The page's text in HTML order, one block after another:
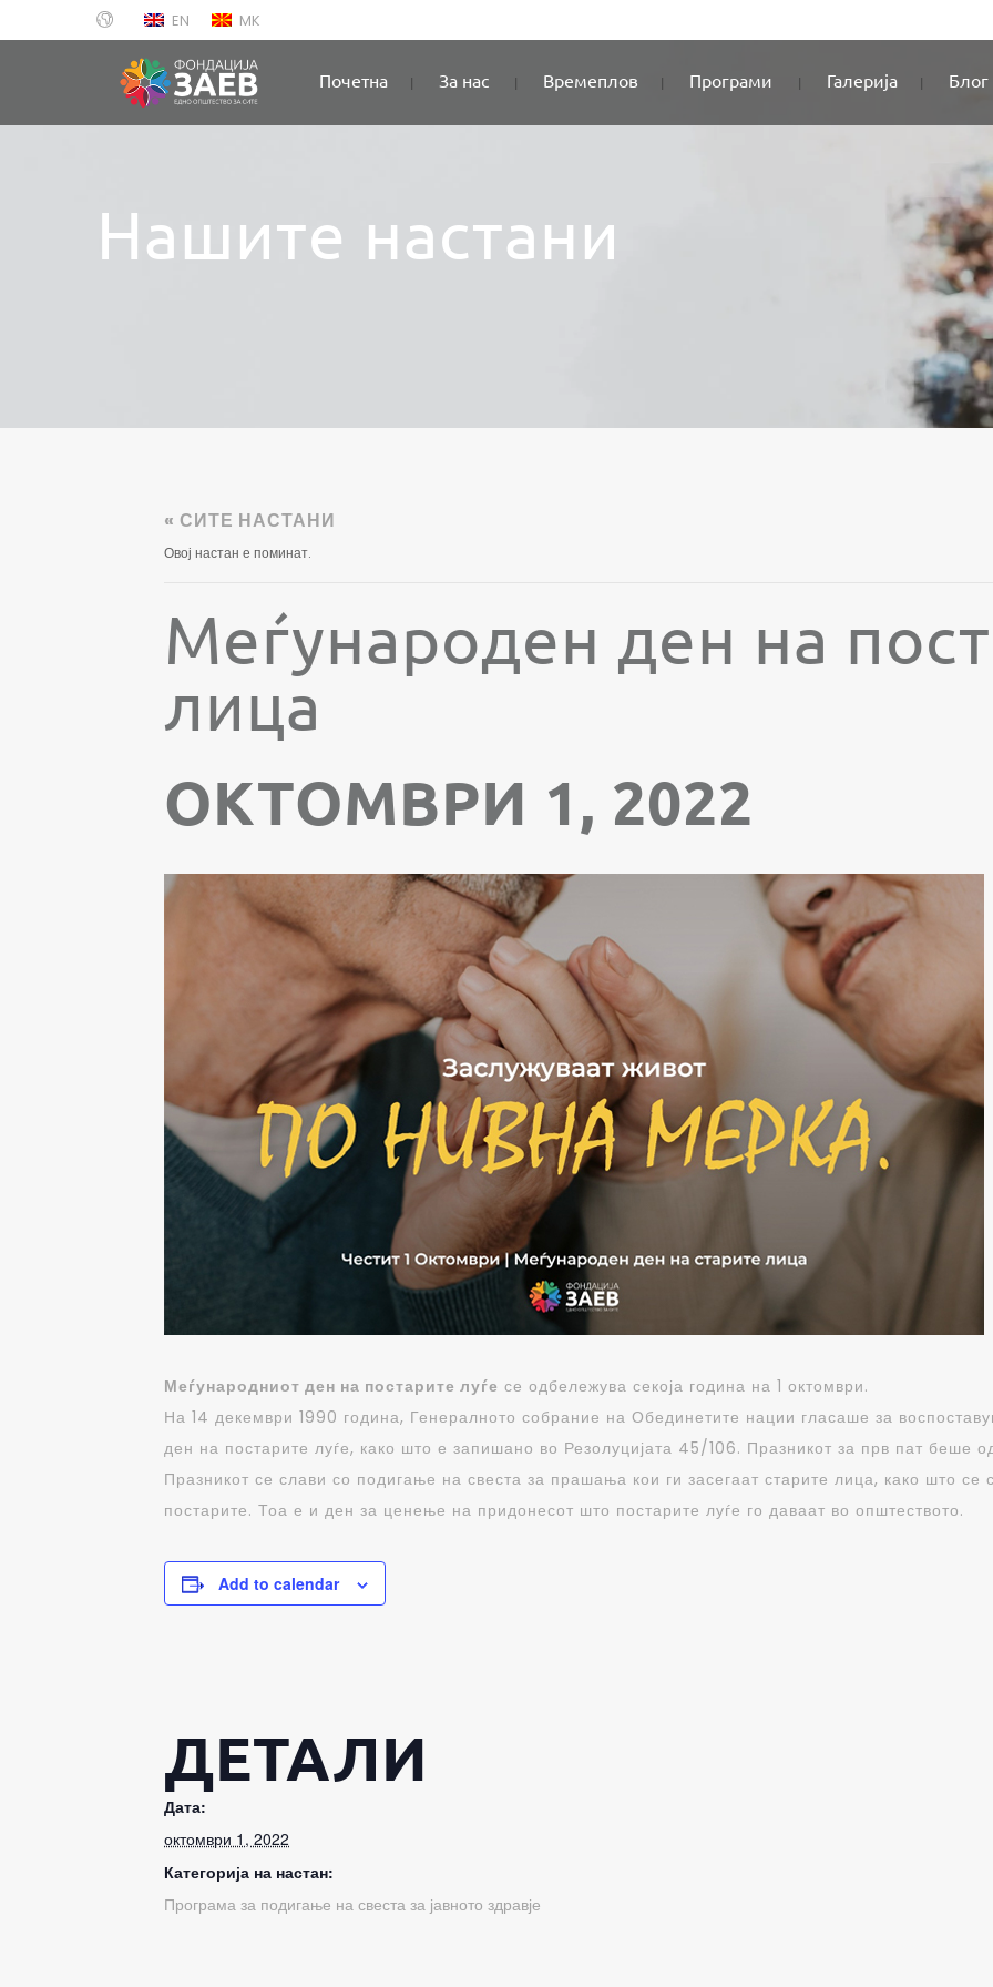
EN MK
Почетна За нас Времеплов Програми Галерија Блог
Нашите настани
« СИТЕ НАСТАНИ
Овој настан е поминат.
Меѓународен ден на
лица
ОКТОМВРИ 1, 2022
Меѓународниот ден на постарите луѓе се одбележува секоја година на 1 октомври.
На 14 декември 1990 година, Генералното собрание на Обединетите нации гласаше за
ден на постарите луѓе, како што е запишано во Резолуцијата 45/106. Празникот за прв пат беше
Празникот се слави со подигање на свеста за прашања кои ги засегаат старите лица, како што се
постарите. Тоа е и ден за ценење на придонесот што постарите луѓе го даваат во општеството.
Add to calendar
ДЕТАЛИ
Дата:
октомври 1, 2022
Категорија на настан:
Програма за подигање на свеста за јавното здравје